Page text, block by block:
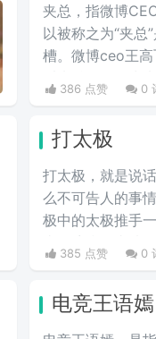
夹总，指微博
以被称之为“夹总
槽。微博ceo王
叫来总的。因为
把屏蔽敏感字的
386 点赞 0
打太极
打太极，就是说
么不可告人的事
极中的太极推手
去。暗指做事情
糊不说实话。
385 点赞 0
电竞王语嫣